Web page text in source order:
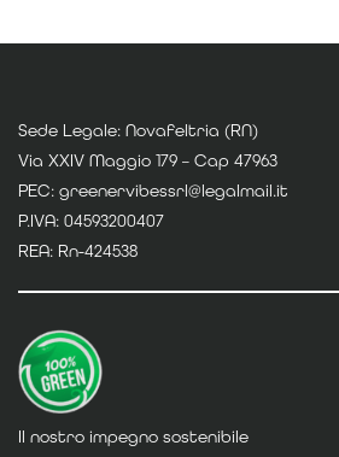
Sede Legale: Novafeltria (RN)
Via XXIV Maggio 179 – Cap 47963
PEC: greenervibessrl@legalmail.it
P.IVA: 04593200407
REA: Rn-424538
Il nostro impegno sostenibile